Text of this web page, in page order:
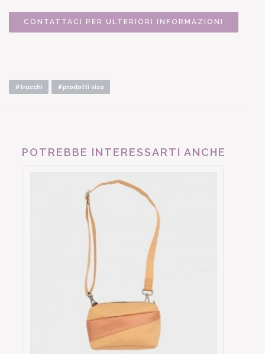
CONTATTACI PER ULTERIORI INFORMAZIONI
#trucchi #prodotti viso
POTREBBE INTERESSARTI ANCHE